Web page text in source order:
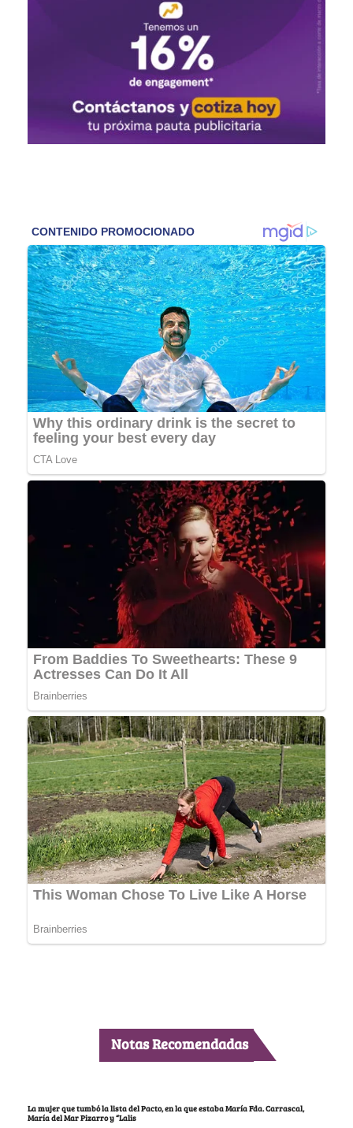
Notas Recomendadas
La mujer que tumbó la lista del Pacto, en la que estaba María Fda. Carrascal,
María del Mar Pizarro y “Lalis